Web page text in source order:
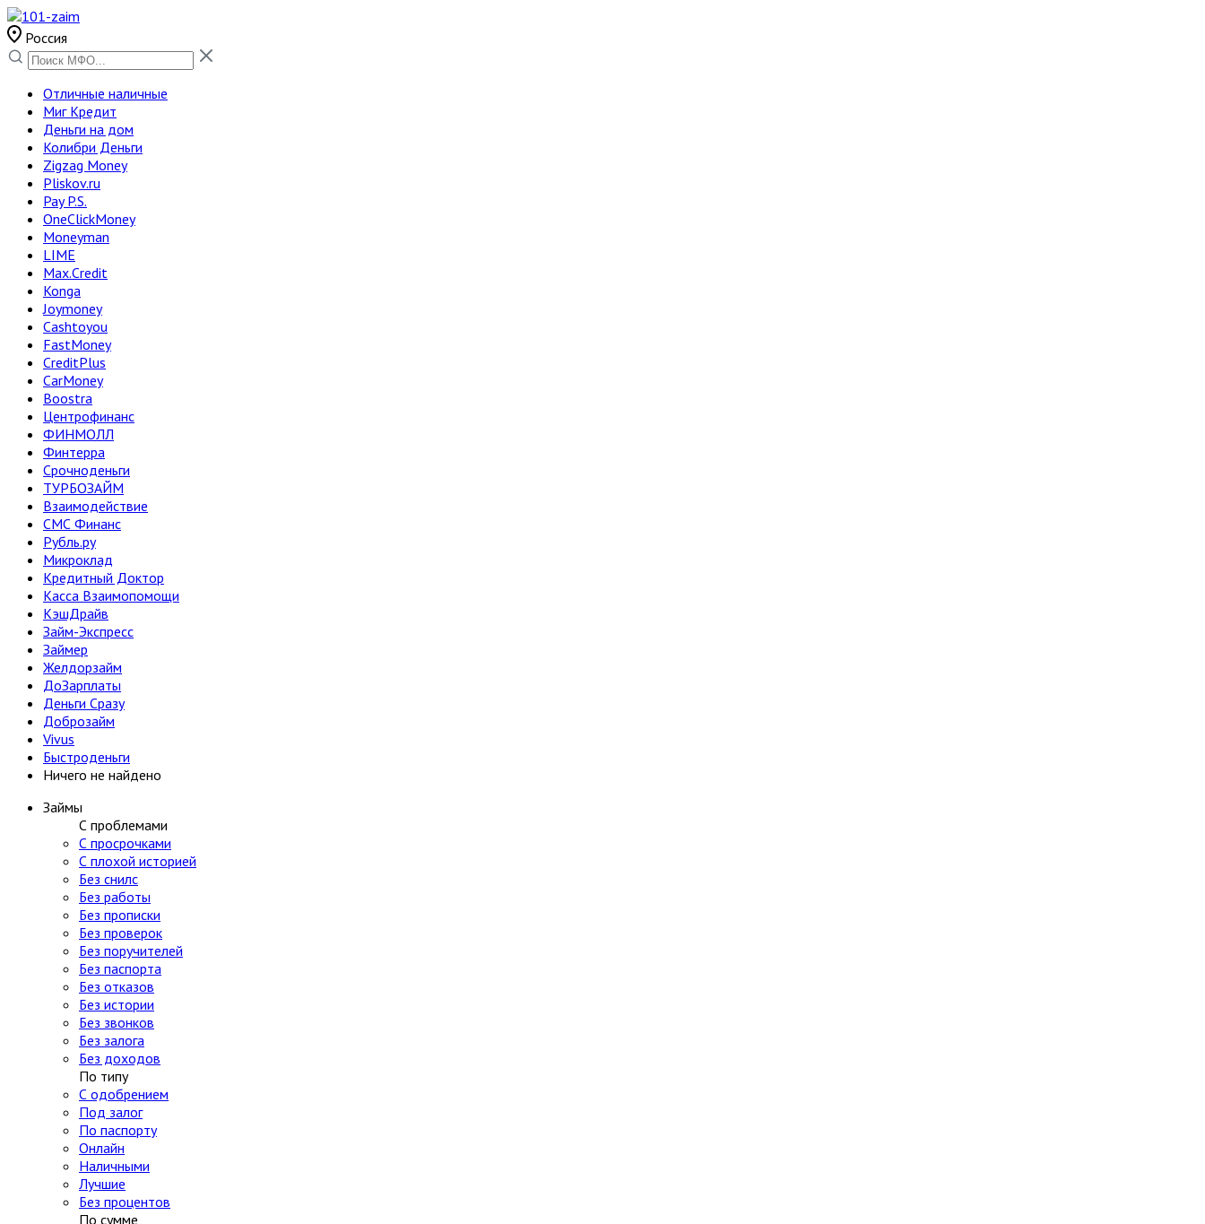
Россия
Отличные наличные
Миг Кредит
Деньги на дом
Колибри Деньги
Zigzag Money
Pliskov.ru
Pay P.S.
OneClickMoney
Moneyman
LIME
Max.Credit
Konga
Joymoney
Cashtoyou
FastMoney
CreditPlus
CarMoney
Boostra
Центрофинанс
ФИНМОЛЛ
Финтерра
Срочноденьги
ТУРБОЗАЙМ
Взаимодействие
СМС Финанс
Рубль.ру
Микроклад
Кредитный Доктор
Касса Взаимопомощи
КэшДрайв
Займ-Экспресс
Займер
Желдорзайм
ДоЗарплаты
Деньги Сразу
Доброзайм
Vivus
Быстроденьги
Ничего не найдено
Займы
С проблемами
С просрочками
С плохой историей
Без снилс
Без работы
Без прописки
Без проверок
Без поручителей
Без паспорта
Без отказов
Без истории
Без звонков
Без залога
Без доходов
По типу
С одобрением
Под залог
По паспорту
Онлайн
Наличными
Лучшие
Без процентов
По сумме